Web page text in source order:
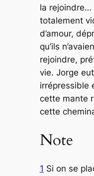
la rejoindre…
totalement
d’amour,
qu’ils
rejoindre,
vie. Jorge
irrépressible
cette mante
cette
Note
1 Si on se